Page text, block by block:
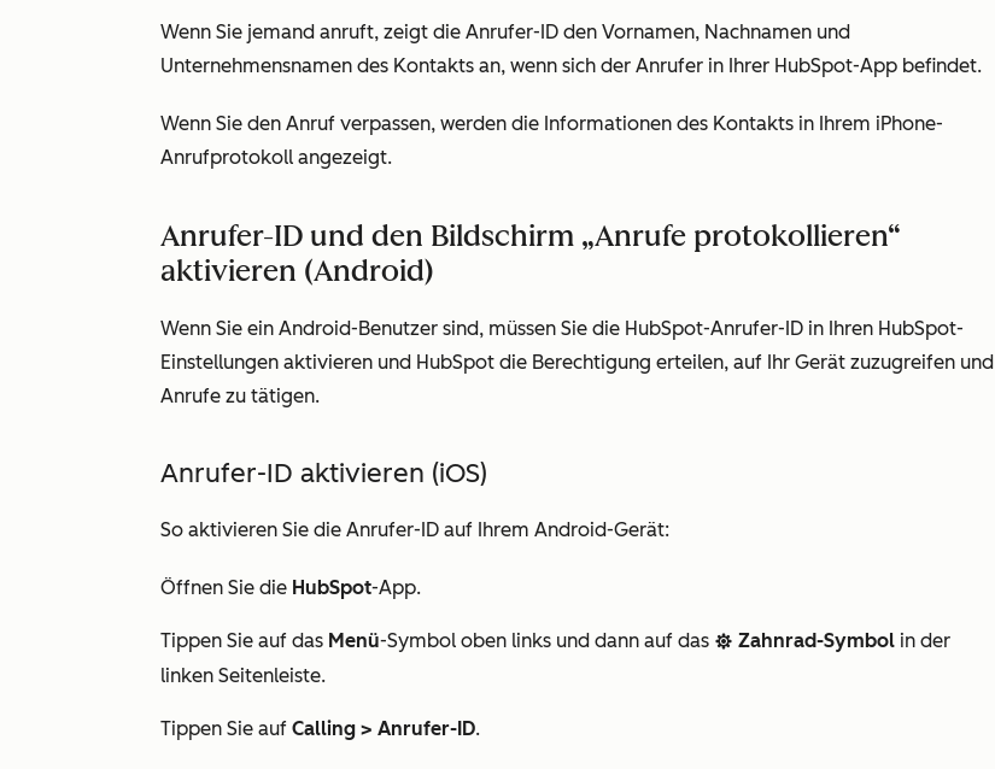
Wenn Sie jemand anruft, zeigt die Anrufer-ID den Vornamen, Nachnamen und
Unternehmensnamen des Kontakts an, wenn sich der Anrufer in Ihrer HubSpot-App befindet.
Wenn Sie den Anruf verpassen, werden die Informationen des Kontakts in Ihrem iPhone-
Anrufprotokoll angezeigt.
Anrufer-ID und den Bildschirm „Anrufe protokollieren“
aktivieren (Android)
Wenn Sie ein Android-Benutzer sind, müssen Sie die HubSpot-Anrufer-ID in Ihren HubSpot-
Einstellungen aktivieren und HubSpot die Berechtigung erteilen, auf Ihr Gerät zuzugreifen und
Anrufe zu tätigen.
Anrufer-ID aktivieren (iOS)
So aktivieren Sie die Anrufer-ID auf Ihrem Android-Gerät:
Öffnen Sie die HubSpot-App.
Tippen Sie auf das Menü-Symbol oben links und dann auf das settings Zahnrad-Symbol in der
linken Seitenleiste.
Tippen Sie auf Calling > Anrufer-ID.